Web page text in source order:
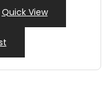
Quick View